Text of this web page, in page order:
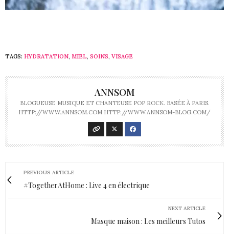
TAGS: HYDRATATION, MIEL, SOINS, VISAGE
ANNSOM
BLOGUEUSE MUSIQUE ET CHANTEUSE POP ROCK. BASÉE À PARIS.
HTTP://WWW.ANNSOM.COM HTTP://WWW.ANNSOM-BLOG.COM/
PREVIOUS ARTICLE
#TogetherAtHome : Live 4 en électrique
NEXT ARTICLE
Masque maison : Les meilleurs Tutos